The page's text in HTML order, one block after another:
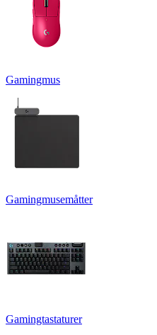
Gamingmus
Gamingmusemåtter
Gamingtastaturer